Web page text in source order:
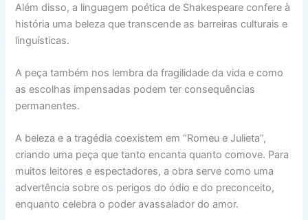
Além disso, a linguagem poética de Shakespeare confere à
história uma beleza que transcende as barreiras culturais e
linguísticas.
A peça também nos lembra da fragilidade da vida e como
as escolhas impensadas podem ter consequências
permanentes.
A beleza e a tragédia coexistem em “Romeu e Julieta”,
criando uma peça que tanto encanta quanto comove. Para
muitos leitores e espectadores, a obra serve como uma
advertência sobre os perigos do ódio e do preconceito,
enquanto celebra o poder avassalador do amor.